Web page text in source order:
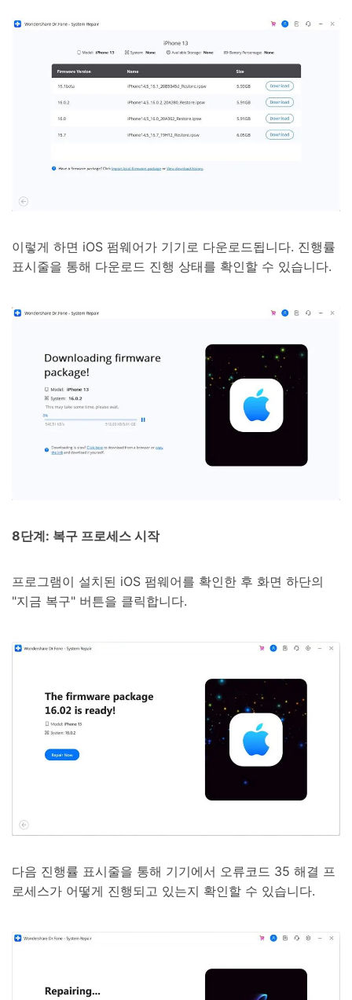
이렇게 하면 iOS 펌웨어가 기기로 다운로드됩니다. 진행률
표시줄을 통해 다운로드 진행 상태를 확인할 수 있습니다.
8단계: 복구 프로세스 시작
프로그램이 설치된 iOS 펌웨어를 확인한 후 화면 하단의
"지금 복구" 버튼을 클릭합니다.
다음 진행률 표시줄을 통해 기기에서 오류코드 35 해결 프
로세스가 어떻게 진행되고 있는지 확인할 수 있습니다.